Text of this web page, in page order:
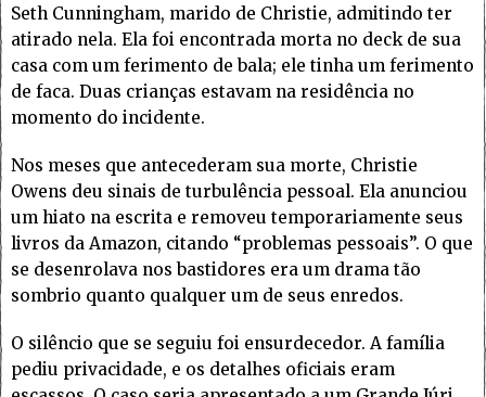
Seth Cunningham, marido de Christie, admitindo ter
atirado nela. Ela foi encontrada morta no deck de sua
casa com um ferimento de bala; ele tinha um ferimento
de faca. Duas crianças estavam na residência no
momento do incidente.
Nos meses que antecederam sua morte, Christie
Owens deu sinais de turbulência pessoal. Ela anunciou
um hiato na escrita e removeu temporariamente seus
livros da Amazon, citando “problemas pessoais”. O que
se desenrolava nos bastidores era um drama tão
sombrio quanto qualquer um de seus enredos.
O silêncio que se seguiu foi ensurdecedor. A família
pediu privacidade, e os detalhes oficiais eram